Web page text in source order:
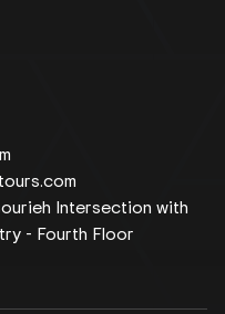
Intersection with
- Fourth Floor